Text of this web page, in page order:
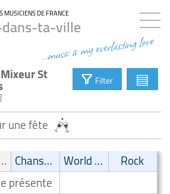
MUSICIENS DE FRANCE
ta-ville
...music is my everlasting love
St Filter ▤
une fête
Chanson World Music
Rock
présente